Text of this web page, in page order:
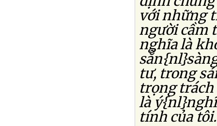
với những
người cầm
nghĩa là
tư, trong
trọng trách
là ý{nl}nghĩ
tính của